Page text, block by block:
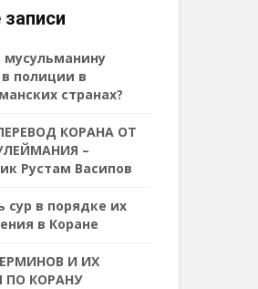
полиции в
странах?
КОРАНА ОТ
–
Рустам Васипов
сур в порядке их
в Коране
И ИХ
ПО КОРАНУ